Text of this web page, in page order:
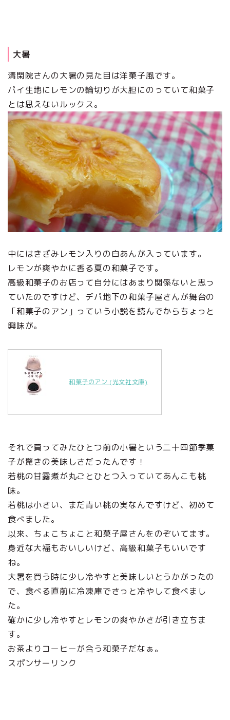
大暑
清閑院さんの大暑の見た目は洋菓子風です。
パイ生地にレモンの輪切りが大胆にのっていて和菓子
とは思えないルックス。
中にはきざみレモン入りの白あんが入っています。
レモンが爽やかに香る夏の和菓子です。
高級和菓子のお店って自分にはあまり関係ないと思っ
ていたのですけど、デパ地下の和菓子屋さんが舞台の
「和菓子のアン」っていう小説を読んでからちょっと
興味が。
和菓子のアン (光文社文庫)
それで買ってみたひとつ前の小暑という二十四節季菓
子が驚きの美味しさだったんです！
若桃の甘露煮が丸ごとひとつ入っていてあんこも桃
味。
若桃は小さい、まだ青い桃の実なんですけど、初めて
食べました。
以来、ちょこちょこと和菓子屋さんをのぞいてます。
身近な大福もおいしいけど、高級和菓子もいいです
ね。
大暑を買う時に少し冷やすと美味しいとうかがったの
で、食べる直前に冷凍庫でさっと冷やして食べまし
た。
確かに少し冷やすとレモンの爽やかさが引き立ちま
す。
お茶よりコーヒーが合う和菓子だなぁ。
スポンサーリンク